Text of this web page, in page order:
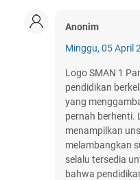
Anonim
Minggu, 05 April
Logo SMAN 1
pendidikan
yang
pernah berhenti.
menampilkan
melambangkan
selalu tersedia
bahwa